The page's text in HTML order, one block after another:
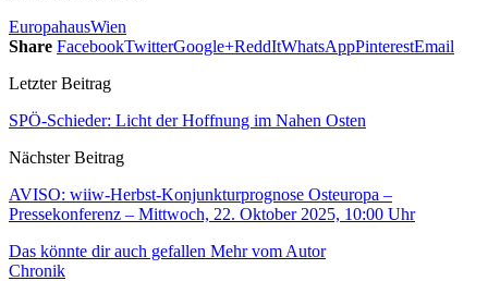
EuropahausWien
Share FacebookTwitterGoogle+ReddItWhatsAppPinterestEmail
Letzter Beitrag
SPÖ-Schieder: Licht der Hoffnung im Nahen Osten
Nächster Beitrag
AVISO: wiiw-Herbst-Konjunkturprognose Osteuropa –
Pressekonferenz – Mittwoch, 22. Oktober 2025, 10:00 Uhr
Das könnte dir auch gefallen Mehr vom Autor
Chronik